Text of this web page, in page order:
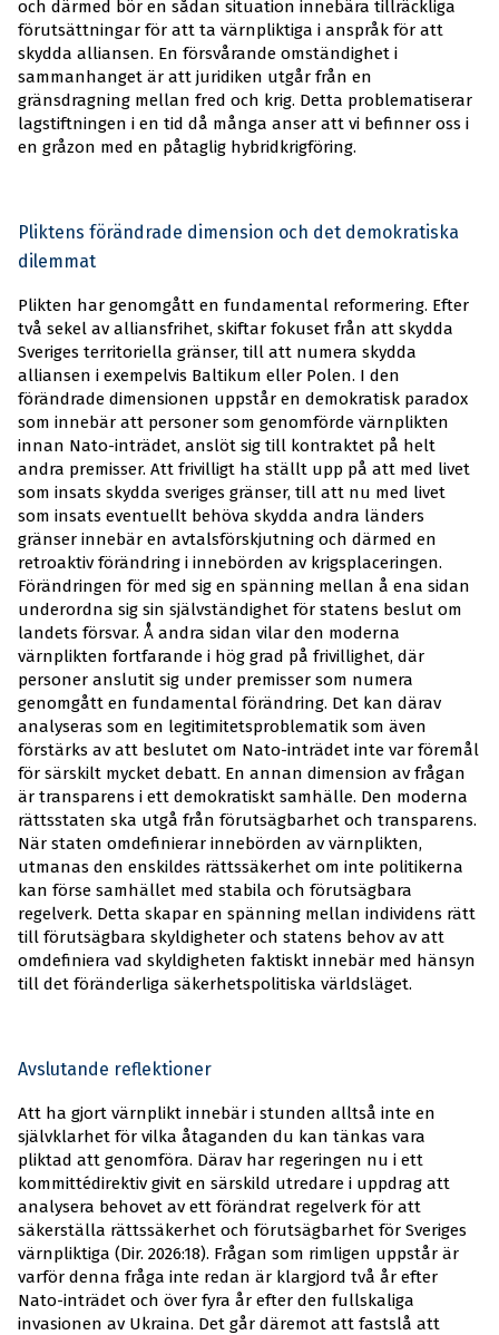
och därmed bör en sådan situation innebära tillräckliga
förutsättningar för att ta värnpliktiga i anspråk för att
skydda alliansen. En försvårande omständighet i
sammanhanget är att juridiken utgår från en
gränsdragning mellan fred och krig. Detta problematiserar
lagstiftningen i en tid då många anser att vi befinner oss i
en gråzon med en påtaglig hybridkrigföring.
Pliktens förändrade dimension och det demokratiska
dilemmat
Plikten har genomgått en fundamental reformering. Efter
två sekel av alliansfrihet, skiftar fokuset från att skydda
Sveriges territoriella gränser, till att numera skydda
alliansen i exempelvis Baltikum eller Polen. I den
förändrade dimensionen uppstår en demokratisk paradox
som innebär att personer som genomförde värnplikten
innan Nato-inträdet, anslöt sig till kontraktet på helt
andra premisser. Att frivilligt ha ställt upp på att med livet
som insats skydda sveriges gränser, till att nu med livet
som insats eventuellt behöva skydda andra länders
gränser innebär en avtalsförskjutning och därmed en
retroaktiv förändring i innebörden av krigsplaceringen.
Förändringen för med sig en spänning mellan å ena sidan
underordna sig sin självständighet för statens beslut om
landets försvar. Å andra sidan vilar den moderna
värnplikten fortfarande i hög grad på frivillighet, där
personer anslutit sig under premisser som numera
genomgått en fundamental förändring. Det kan därav
analyseras som en legitimitetsproblematik som även
förstärks av att beslutet om Nato-inträdet inte var föremål
för särskilt mycket debatt. En annan dimension av frågan
är transparens i ett demokratiskt samhälle. Den moderna
rättsstaten ska utgå från förutsägbarhet och transparens.
När staten omdefinierar innebörden av värnplikten,
utmanas den enskildes rättssäkerhet om inte politikerna
kan förse samhället med stabila och förutsägbara
regelverk. Detta skapar en spänning mellan individens rätt
till förutsägbara skyldigheter och statens behov av att
omdefiniera vad skyldigheten faktiskt innebär med hänsyn
till det föränderliga säkerhetspolitiska världsläget.
Avslutande reflektioner
Att ha gjort värnplikt innebär i stunden alltså inte en
självklarhet för vilka åtaganden du kan tänkas vara
pliktad att genomföra. Därav har regeringen nu i ett
kommittédirektiv givit en särskild utredare i uppdrag att
analysera behovet av ett förändrat regelverk för att
säkerställa rättssäkerhet och förutsägbarhet för Sveriges
värnpliktiga (Dir. 2026:18). Frågan som rimligen uppstår är
varför denna fråga inte redan är klargjord två år efter
Nato-inträdet och över fyra år efter den fullskaliga
invasionen av Ukraina. Det går däremot att fastslå att